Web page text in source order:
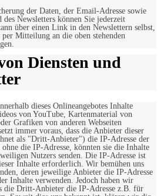
der Daten, der Email-Adresse sowie
des Newsletters können Sie jederzeit
über einen Link in den Newslettern selbst,
Mitteilung an die oben stehenden
Diensten und
dieses Onlineangebotes Inhalte
von YouTube, Kartenmaterial von
Grafiken von anderen Webseiten
immer voraus, dass die Anbieter dieser
als "Dritt-Anbieter") die IP-Adresse der
die IP-Adresse, könnten sie die Inhalte
Nutzers senden. Die IP-Adresse ist
Inhalte erforderlich. Wir bemühen uns
deren jeweilige Anbieter die IP-Adresse
Inhalte verwenden. Jedoch haben wir
die Dritt-Anbieter die IP-Adresse z.B. für